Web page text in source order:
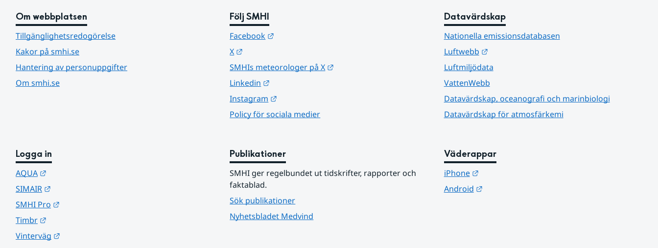
Om webbplatsen
Tillgänglighetsredogörelse
Kakor på smhi.se
Hantering av personuppgifter
Om smhi.se
Följ SMHI
Facebook
X
SMHIs meteorologer på X
Linkedin
Instagram
Policy för sociala medier
Datavärdskap
Nationella emissionsdatabasen
Luftwebb
Länk till annan webbplats.
Luftmiljödata
VattenWebb
Datavärdskap, oceanografi och marinbiologi
Datavärdskap för atmosfärkemi
Logga in
AQUA
SIMAIR
SMHI Pro
Timbr
Vinterväg
Publikationer
SMHI ger regelbundet ut tidskrifter, rapporter och
faktablad.
Sök publikationer
Nyhetsbladet Medvind
Väderappar
iPhone
Länk till annan webbplats.
Android
Länk till annan webbplats.